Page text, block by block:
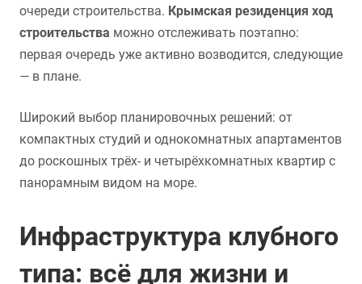
очереди строительства. Крымская резиденция ход
строительства можно отслеживать поэтапно:
первая очередь уже активно возводится, следующие
— в плане.
Широкий выбор планировочных решений: от
компактных студий и однокомнатных апартаментов
до роскошных трёх- и четырёхкомнатных квартир с
панорамным видом на море.
Инфраструктура клубного
типа: всё для жизни и